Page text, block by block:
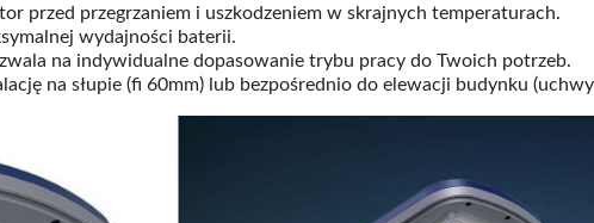
przed przegrzaniem i uszkodzeniem w skrajnych temperaturach.
wydajności baterii.
na indywidualne dopasowanie trybu pracy do Twoich potrzeb.
na słupie (fi 60mm) lub bezpośrednio do elewacji budynku